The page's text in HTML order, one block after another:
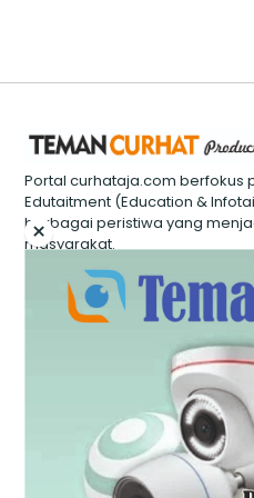
Portal curhataja.com berfokus
Edutaitment (Education &
berbagai peristiwa yang
masyarakat.
redaksi@curhataja.com
×